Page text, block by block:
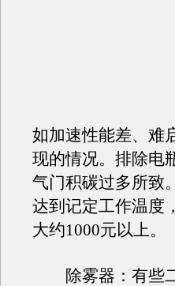
如加速性能差、难
现的情况。排除电
气门积碳过多所致
达到记定工作温度
大约1000元以上。
除雾器：有些二